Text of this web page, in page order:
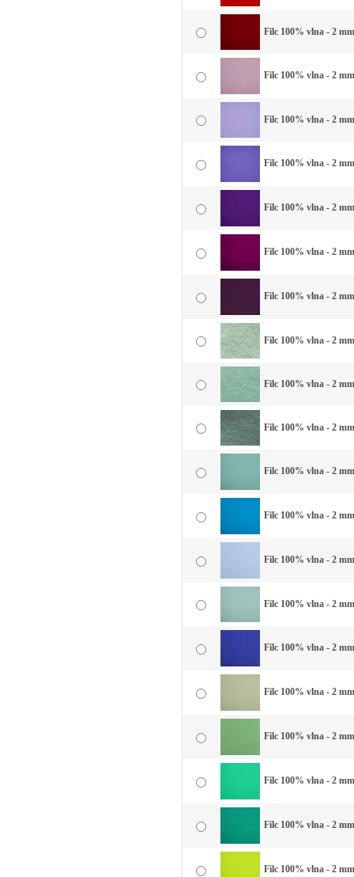
Filc 100% vlna - 2
Filc 100% vlna - 2
Filc 100% vlna - 2
Filc 100% vlna - 2
Filc 100% vlna - 2
Filc 100% vlna - 2
Filc 100% vlna - 2
Filc 100% vlna - 2
Filc 100% vlna - 2
Filc 100% vlna - 2
Filc 100% vlna - 2
Filc 100% vlna - 2
Filc 100% vlna - 2
Filc 100% vlna - 2
Filc 100% vlna - 2
Filc 100% vlna - 2
Filc 100% vlna - 2
Filc 100% vlna - 2
Filc 100% vlna - 2
Filc 100% vlna - 2